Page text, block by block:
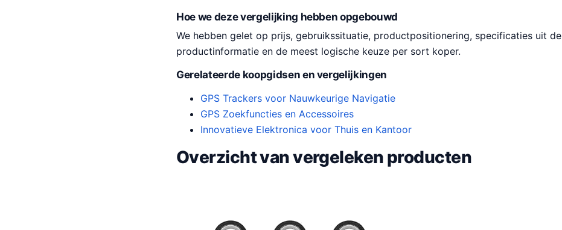
Hoe we deze vergelijking hebben opgebouwd
We hebben gelet op prijs, gebruikssituatie, productpositionering, specificaties uit de
productinformatie en de meest logische keuze per sort koper.
Gerelateerde koopgidsen en vergelijkingen
GPS Trackers voor Nauwkeurige Navigatie
GPS Zoekfuncties en Accessoires
Innovatieve Elektronica voor Thuis en Kantoor
Overzicht van vergeleken producten